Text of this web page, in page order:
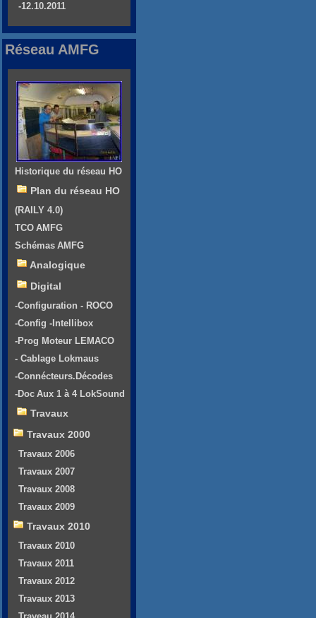
-12.10.2011
Réseau AMFG
Historique du réseau HO
Plan du réseau HO
(RAILY 4.0)
TCO AMFG
Schémas AMFG
Analogique
Digital
-Configuration - ROCO
-Config -Intellibox
-Prog Moteur LEMACO
- Cablage Lokmaus
-Connécteurs.Décodes
-Doc Aux 1 à 4 LokSound
Travaux
Travaux 2000
Travaux 2006
Travaux 2007
Travaux 2008
Travaux 2009
Travaux 2010
Travaux 2010
Travaux 2011
Travaux 2012
Travaux 2013